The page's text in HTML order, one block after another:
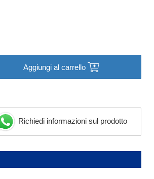
Aggiungi al carrello
Richiedi informazioni sul prodotto